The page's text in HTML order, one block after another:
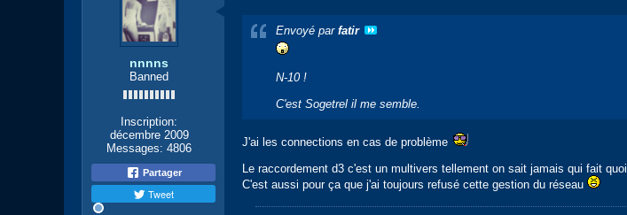
nnnns
Banned
Inscription:
décembre 2009
Messages: 4806
Partager
Tweet
Envoyé par fatir
N-10 !
C'est Sogetrel il me semble.
J'ai les connections en cas de problème
Le raccordement d3 c'est un multivers tellement on sait jamais qui fait quoi
C'est aussi pour ça que j'ai toujours refusé cette gestion du réseau